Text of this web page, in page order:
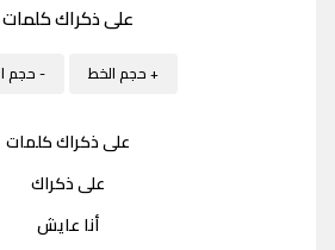
على ذكراك كلمات
+ حجم الخط - حجم
على ذكراك كلمات
على ذكراك
أنا عايش